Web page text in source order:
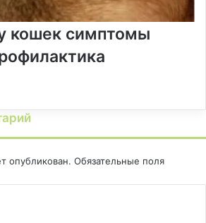
кошек симптомы
опубликован. Обязательные поля